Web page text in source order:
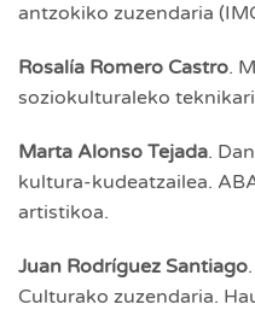
antzokiko zuzendaria
Rosalía Romero Castro.
soziokulturaleko
Marta Alonso Tejada.
kultura-kudeatzailea.
artistikoa.
Juan Rodríguez Santiago
Culturako zuzendaria.